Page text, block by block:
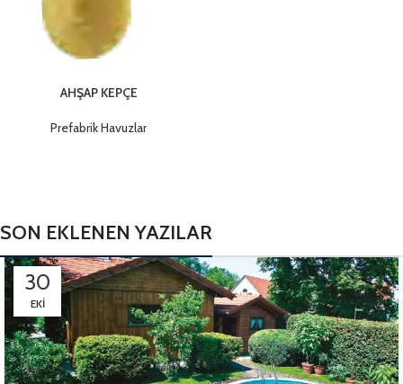
AHŞAP KEPÇE
Prefabrik Havuzlar
SON EKLENEN YAZILAR
30
EKI